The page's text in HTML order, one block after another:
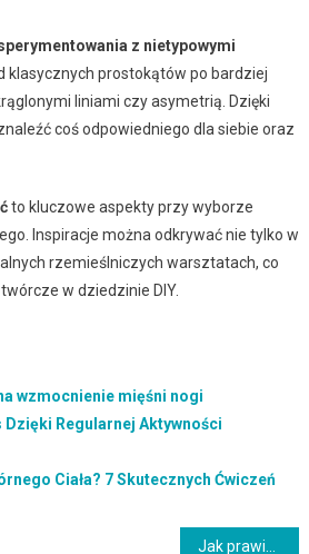
z nietypowymi
klasycznych prostokątów po bardziej
liniami czy asymetrią. Dzięki
coś odpowiedniego dla siebie oraz
to kluczowe aspekty przy wyborze
Inspiracje można odkrywać nie tylko w
rzemieślniczych warsztatach, co
w dziedzinie DIY.
wzmocnienie mięśni nogi
Regularnej Aktywności
Ciała? 7 Skutecznych Ćwiczeń